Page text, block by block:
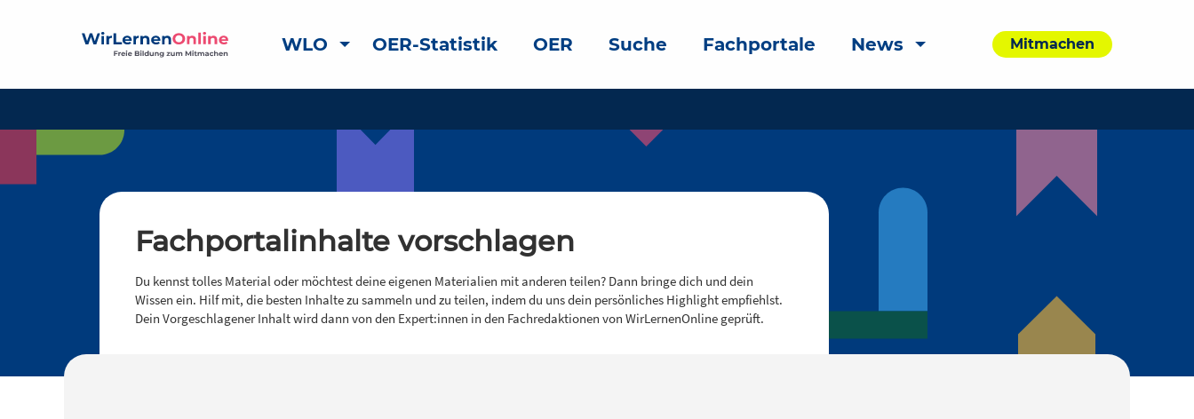
WLO OER-Statistik OER Suche Fachportale News Mitmachen
Fachportalinhalte vorschlagen
Du kennst tolles Material oder möchtest deine eigenen Materialien mit anderen teilen? Dann bringe dich und dein
Wissen ein. Hilf mit, die besten Inhalte zu sammeln und zu teilen, indem du uns dein persönliches Highlight empfiehlst.
Dein Vorgeschlagener Inhalt wird dann von den Expert:innen in den Fachredaktionen von WirLernenOnline geprüft.